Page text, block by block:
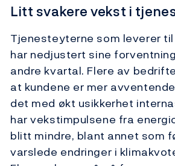
Litt svakere vekst i
Tjenesteyterne som leverer
har nedjustert sine
andre kvartal. Flere av
at kundene er mer
det med økt usikkerhet
har vekstimpulsene fra
blitt mindre, blant annet som
varslede endringer i